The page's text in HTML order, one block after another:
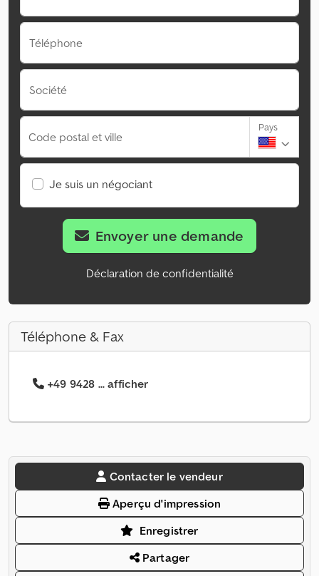
Téléphone
Société
Code postal et ville
Pays
Je suis un négociant
Envoyer une demande
Déclaration de confidentialité
Téléphone & Fax
+49 9428 ... afficher
Contacter le vendeur
Aperçu d'impression
Enregistrer
Partager